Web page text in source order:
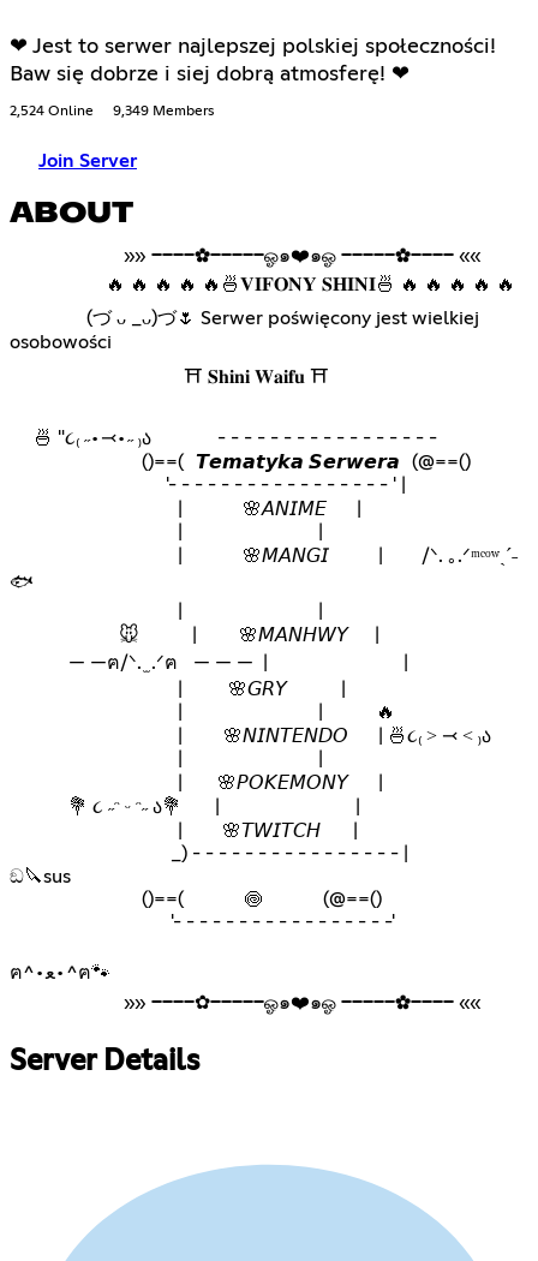
❤ Jest to serwer najlepszej polskiej społeczności!
Baw się dobrze i siej dobrą atmosferę! ❤
2,524 Online 9,349 Members
Join Server
ABOUT
⁣ ⁣ ⁣ ⁣ ⁣ ⁣ ⁣ ⁣ ⁣ ⁣ ⁣ ⁣ ⁣ ⁣ ⁣ ⁣⁣ ⁣ ⁣»» ────✿─────ஓ๑❤️๑ஓ ─────✿──── ««
⁣ ⁣ ⁣ ⁣ ⁣ ⁣ ⁣ ⁣ ⁣ ⁣ ⁣ ⁣ ⁣ ⁣⁣⁣🔥 🔥 🔥 🔥 🔥🍜𝐕𝐈𝐅𝐎𝐍𝐘 𝐒𝐇𝐈𝐍𝐈🍜 🔥 🔥 🔥 🔥 🔥
⁣ ⁣ ⁣ ⁣ ⁣ ⁣ ⁣ ⁣ ⁣ ⁣ ⁣⁣ (づ ᴗ _ᴗ)づ🌷 Serwer poświęcony jest wielkiej
osobowości
⁣ ⁣ ⁣ ⁣ ⁣ ⁣ ⁣ ⁣ ⁣ ⁣ ⁣ ⁣ ⁣ ⁣ ⁣ ⁣ ⁣ ⁣ ⁣ ⁣ ⁣ ⁣ ⁣ ⁣ ⁣ ⁣ ⁣ ⁣ ⁣⛩️ 𝐒𝐡𝐢𝐧𝐢 𝐖𝐚𝐢𝐟𝐮 ⛩️
⁣🍜 "૮₍ ˶•⤙•˶ ₎ა ⁣ ⁣⁣ ⁣ ⁣ - - - - - - - - - - - - - - - - -
⁣ ⁣⁣ ⁣ ⁣ ⁣⁣ ⁣ ⁣ ⁣⁣ ⁣ ⁣ ⁣⁣ ⁣ ()==( ⁣⁣ ⁣⁣𝙏𝙚𝙢𝙖𝙩𝙮𝙠𝙖 𝙎𝙚𝙧𝙬𝙚𝙧𝙖 ⁣⁣⁣(@==()
⁣ ⁣⁣ ⁣ ⁣ ⁣⁣ ⁣ ⁣ ⁣⁣ ⁣ ⁣ ⁣⁣ ⁣ ⁣ ⁣⁣ ⁣ ⁣ ⁣⁣'- - - - - - - - - - - - - - - - - ' |
⁣ ⁣ ⁣ ⁣ ⁣ ⁣ ⁣ ⁣ ⁣ ⁣ ⁣⁣ ⁣ ⁣ ⁣ ⁣ ⁣ ⁣ ⁣| ⁣ ⁣ ⁣ ⁣ ⁣ ⁣ ⁣ ⁣ ⁣ ⁣ 🌸𝘈𝘕𝘐𝘔𝘌 ⁣ ⁣ |
⁣ ⁣ ⁣ ⁣ ⁣ ⁣ ⁣ ⁣ ⁣ ⁣ ⁣⁣ ⁣ ⁣ ⁣ ⁣ ⁣ ⁣ | ⁣ ⁣ ⁣ ⁣ ⁣ ⁣ ⁣ ⁣ ⁣ ⁣ 🌸𝘔𝘈𝘕𝘎𝘐 ⁣ ⁣ ⁣ ⁣ ⁣ ⁣ ⁣ ⁣ | ⁣ ⁣ ⁣ ⁣ ⁣ ⁣ ⁣ /ᐠ. ｡.ᐟᵐᵉᵒʷˎˊ˗
🐟
⁣ ⁣ ⁣ ⁣ ⁣ ⁣ 🐭 ⁣⁣ ⁣ ⁣ ⁣ ⁣⁣ ⁣ ⁣ ⁣ |⁣ ⁣ ⁣ ⁣ ⁣ 🌸𝘔𝘈𝘕𝘏𝘞𝘠 ⁣|
— —ฅ/ᐠ. ̫ .ᐟฅ ⁣ — — —⁣⁣⁣ ⁣ ⁣| ⁣ ⁣ ⁣ ⁣ ⁣ ⁣ ⁣ |
⁣ ⁣ ⁣ ⁣ ⁣ ⁣ ⁣ ⁣ ⁣ ⁣ ⁣⁣ ⁣ ⁣ ⁣ ⁣ ⁣ ⁣ | ⁣ ⁣ ⁣ ⁣ 🌸𝘎𝘙𝘠 ⁣ |
⁣ ⁣ ⁣ ⁣ ⁣ ⁣ ⁣ ⁣ ⁣ ⁣ ⁣⁣ ⁣ ⁣ ⁣ ⁣ ⁣ ⁣ | ⁣ ⁣ ⁣ ⁣ ⁣ ⁣ ⁣ |⁣ ⁣ ⁣ ⁣ ⁣ ⁣ ⁣ ⁣ ⁣🔥
⁣ ⁣ ⁣ ⁣ ⁣ ⁣ ⁣ ⁣ ⁣ ⁣ ⁣⁣ ⁣ ⁣ ⁣ ⁣ ⁣ ⁣ |⁣ ⁣⁣ ⁣ ⁣⁣ ⁣ ⁣⁣ ⁣ 🌸𝘕𝘐𝘕𝘛𝘌𝘕𝘋𝘖 ⁣⁣ ⁣ ⁣ ⁣ ⁣ ⁣| 🍜૮₍ ˃ ⤙ ˂ ₎ა
⁣ ⁣ ⁣ ⁣ ⁣ ⁣ ⁣ ⁣ ⁣ ⁣ ⁣⁣ ⁣ ⁣ ⁣ ⁣ ⁣ ⁣ |⁣ ⁣ ⁣ ⁣ ⁣ ⁣ 🌸𝘗𝘖𝘒𝘌𝘔𝘖𝘕𝘠⁣⁣ ⁣ ⁣ ⁣ ⁣ |
💐 ૮ ˶ᵔ ᵕ ᵔ˶ ა💐 ⁣ ⁣ ⁣ | ⁣ ⁣ ⁣ ⁣ ⁣ ⁣ ⁣ ⁣|
⁣ ⁣ ⁣ ⁣ ⁣ ⁣ ⁣ ⁣ ⁣ ⁣ ⁣⁣ ⁣ ⁣ ⁣ ⁣ ⁣ ⁣ | ⁣ ⁣ ⁣ 🌸𝘛𝘞𝘐𝘛𝘊𝘏 ⁣ ⁣ ⁣|
⁣ ⁣ ⁣ ⁣ ⁣ ⁣ ⁣ ⁣ ⁣ _) - - - - - - - - - - - - - - - - | ⁣ ⁣ ⁣ ⁣ ⁣ ⁣ ⁣ ⁣ ⁣ ⁣ ⁣ ⁣ ⁣⁣ ⁣ ⁣ ⁣⁣ ⁣ ⁣ ⁣ ⁣⁣
⁣ඞ🔪sus
⁣ ⁣⁣ ⁣ ⁣ ⁣⁣ ⁣ ⁣ ⁣⁣ ⁣ ⁣ ⁣⁣ ⁣ ()==(⁣ ⁣ ⁣⁣ ⁣ ⁣ ⁣⁣ ⁣ ⁣ ⁣ ⁣⁣ ⁣🍥⁣ ⁣ ⁣⁣ ⁣ ⁣ ⁣⁣ ⁣ ⁣ ⁣ ⁣⁣ ⁣(@==()
⁣ ⁣⁣ ⁣ ⁣ ⁣⁣ ⁣ ⁣ ⁣⁣ ⁣ ⁣ ⁣⁣ ⁣ ⁣ ⁣⁣ ⁣ ⁣ ⁣⁣ '- - - - - - - - - - - - - - - - -'
ฅ^•ﻌ•^ฅ🐾
⁣ ⁣ ⁣ ⁣ ⁣ ⁣ ⁣ ⁣ ⁣ ⁣ ⁣ ⁣ ⁣ ⁣ ⁣ ⁣⁣ ⁣ ⁣»» ────✿─────ஓ๑❤️๑ஓ ─────✿──── ««
Server Details